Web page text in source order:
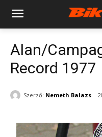
Alan/
Record 1977
Szerző: Nemeth Balazs